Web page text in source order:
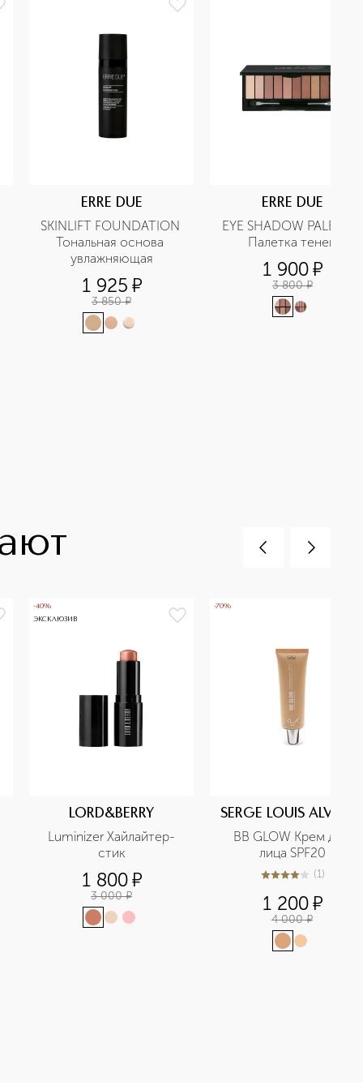
ERRE DUE
SKINLIFT FOUNDATION
Тональная основа
увлажняющая
1 925 ¤
3 850 ¤
ERRE DUE
EYE SHADOW PALETTE
Палетка теней
1 900¤
3 800 ¤
-40%
ЭКСКЛЮЗИВ
LORD&BERRY
Luminizer Хайлайтер-
стик
1 800¤
3 000 ¤
-70%
SERGE LOUIS
BB GLOW Крем для
лица SPF20
4из 51 (1)
1 200¤
4 000 ¤